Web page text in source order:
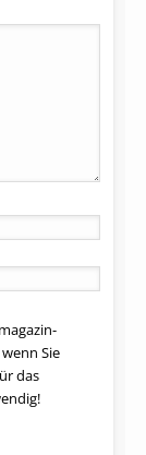
Sie
das